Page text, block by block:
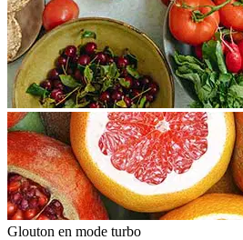
Glouton en mode turbo